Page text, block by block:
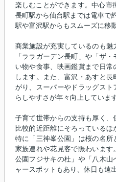
楽しむことができます。中心市
長町駅から仙台駅までは電車で
駅や富沢駅からもスムーズに移
商業施設が充実しているのも
「ララガーデン長町」や「ザ
い物や食事、映画鑑賞まで日
します。また、富沢・あすと
がり、スーパーやドラッグス
らしやすさが年々向上しています
子育て世帯からの支持も厚く
比較的近距離にそろっているほ
特に「三神峯公園」は桜の名
家族連れや花見客で賑わいま
公園フジサキの杜」や「八木
ャースポットもあり、休日も遠